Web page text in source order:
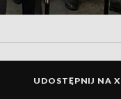
UDOSTĘPNIJ NA X